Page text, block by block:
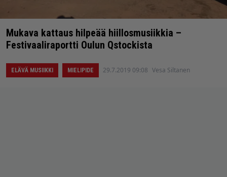
Mukava kattaus hilpeää hiillosmusiikkia –
Festivaaliraportti Oulun Qstockista
ELÄVÄ MUSIIKKI MIELIPIDE 29.7.2019 09:08 Vesa Siltanen